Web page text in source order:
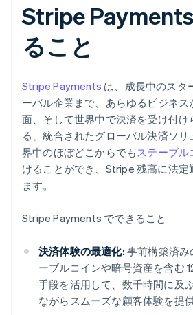
Stripe
ること
Stripe Payments は、成長中のスタ
ーバル企業まで、あらゆるビジネ
面、そして世界中で決済を受け付け
る、統合されたグローバル決済ソ
界中のほぼどこからでもステーブル
けることができ、Stripe 残高に法
ます。
Stripe Payments でできること
決済体験の最適化: 事前構築済み
ーブルコインや暗号資産を含む
手段を活用して、数千時間に及
ながらスムーズな顧客体験を提